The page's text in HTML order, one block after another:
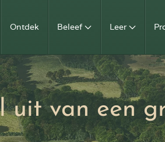
Ontdek Beleef Leer
uit van een